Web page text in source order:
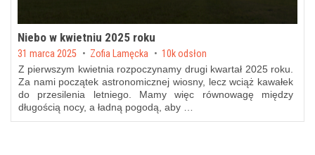
Niebo w kwietniu 2025 roku
Posted on
31 marca 2025 by Zofia Lamęcka 10k odsłon
Z pierwszym kwietnia rozpoczynamy drugi kwartał 2025 roku.
Za nami początek astronomicznej wiosny, lecz wciąż kawałek
do przesilenia letniego. Mamy więc równowagę między
długością nocy, a ładną pogodą, aby …